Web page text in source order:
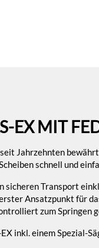
EX MIT
Jahrzehnten
schnell und
sicheren Transport
Ansatzpunkt für
zum Springen
inkl. einem Spezial-